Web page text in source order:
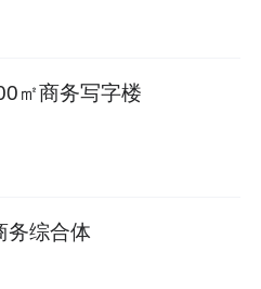
㎡商务写字楼
务综合体